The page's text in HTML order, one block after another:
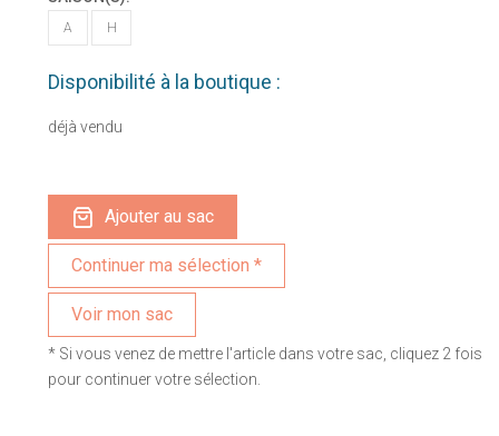
A H
Disponibilité à la boutique :
déjà vendu
Ajouter au sac
Voir mon sac
* Si vous venez de mettre l'article dans votre sac, cliquez 2 fois
pour continuer votre sélection.